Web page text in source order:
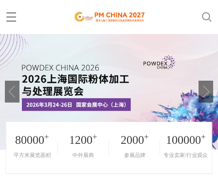
80000+
平方米展览面积
1200+
中外展商
2000+
参展品牌
100000+
专业卖家/行业观众